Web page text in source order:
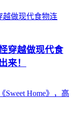
穿越做现代食
来！